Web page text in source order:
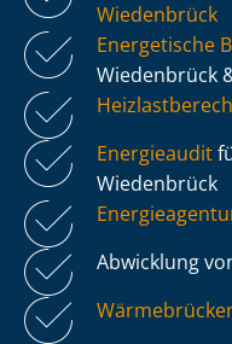
Wiedenbrück
Energetische
Wiedenbrück
Energieaudit
Wiedenbrück
Abwicklung